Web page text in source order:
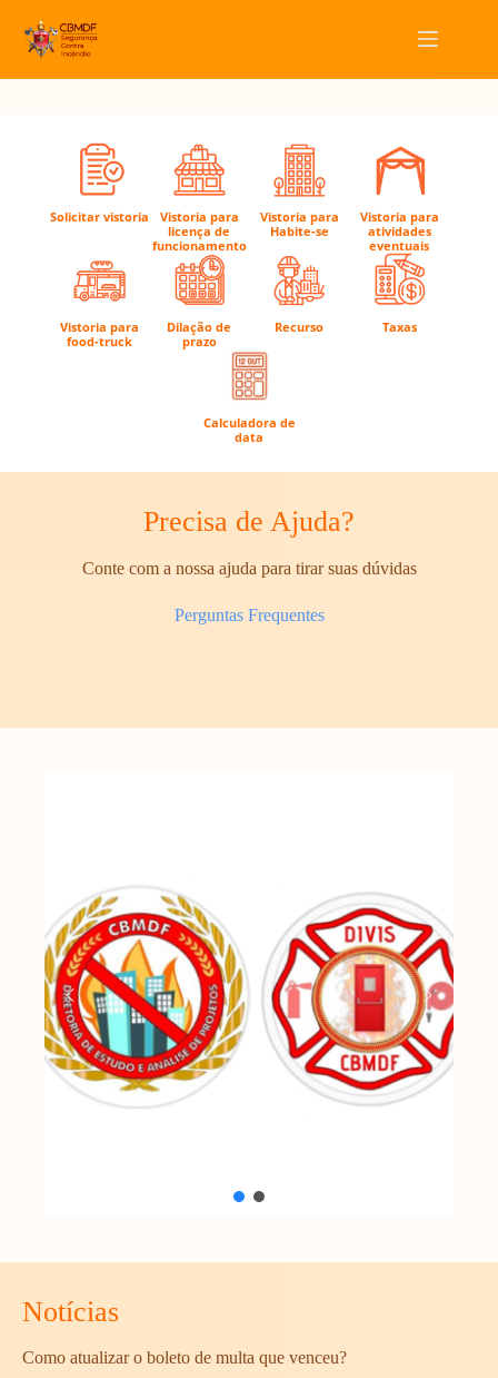
para
Solicitar vistoria
Vistoria para
licença de
funcionamento
Vistoria para
Habite-se
Vistoria para
atividades
eventuais
Vistoria para
food-truck
Dilação de
prazo
Recurso Taxas
Calculadora de
data
Precisa de Ajuda?
Conte com a nossa ajuda para tirar suas dúvidas
Perguntas Frequentes
Notícias
Como atualizar o boleto de multa que venceu?